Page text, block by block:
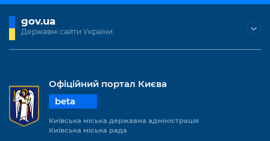
gov.ua
Державні сайти України
Офіційний портал Києва
beta
Київська міська державна адміністрація
Київська міська рада